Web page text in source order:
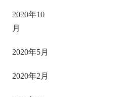
2020年10
月
2020年5月
2020年2月